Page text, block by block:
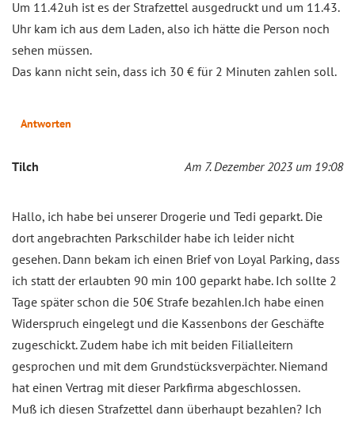
Um 11.42uh ist es der Strafzettel ausgedruckt und um 11.43.
Uhr kam ich aus dem Laden, also ich hätte die Person noch
sehen müssen.
Das kann nicht sein, dass ich 30 € für 2 Minuten zahlen soll.
Antworten
Tilch Am 7. Dezember 2023 um 19:08
Hallo, ich habe bei unserer Drogerie und Tedi geparkt. Die
dort angebrachten Parkschilder habe ich leider nicht
gesehen. Dann bekam ich einen Brief von Loyal Parking, dass
ich statt der erlaubten 90 min 100 geparkt habe. Ich sollte 2
Tage später schon die 50€ Strafe bezahlen.Ich habe einen
Widerspruch eingelegt und die Kassenbons der Geschäfte
zugeschickt. Zudem habe ich mit beiden Filialleitern
gesprochen und mit dem Grundstücksverpächter. Niemand
hat einen Vertrag mit dieser Parkfirma abgeschlossen.
Muß ich diesen Strafzettel dann überhaupt bezahlen? Ich